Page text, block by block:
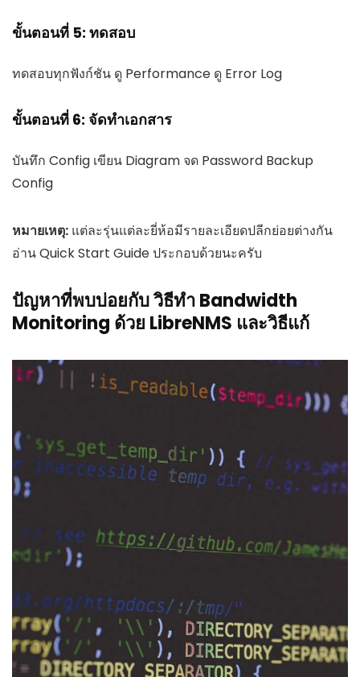
ขั้นตอนที่ 5: ทดสอบ
ทดสอบทุกฟังก์ชัน ดู Performance ดู Error Log
ขั้นตอนที่ 6: จัดทำเอกสาร
บันทึก Config เขียน Diagram จด Password Backup
Config
หมายเหตุ: แต่ละรุ่นแต่ละยี่ห้อมีรายละเอียดปลีกย่อยต่างกัน
อ่าน Quick Start Guide ประกอบด้วยนะครับ
ปัญหาที่พบบ่อยกับ วิธีทำ Bandwidth
Monitoring ด้วย LibreNMS และวิธีแก้